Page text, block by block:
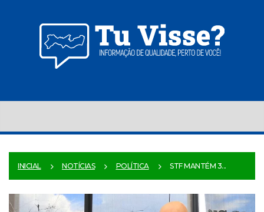
INICIAL NOTÍCIAS POLÍTICA STF MANTÉM 3...